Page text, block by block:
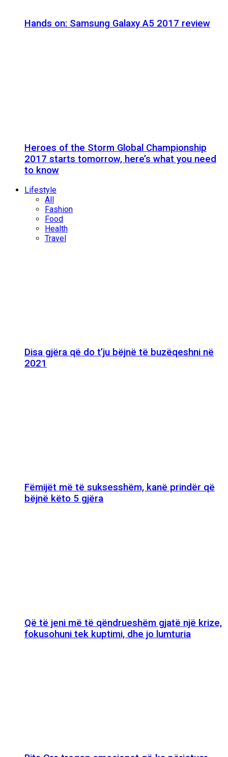
Hands on: Samsung Galaxy A5 2017 review
Heroes of the Storm Global Championship
2017 starts tomorrow, here’s what you need
to know
Lifestyle
All
Fashion
Food
Health
Travel
Disa gjëra që do t’ju bëjnë të buzëqeshni në
2021
Fëmijët më të suksesshëm, kanë prindër që
bëjnë këto 5 gjëra
Që të jeni më të qëndrueshëm gjatë një krize,
fokusohuni tek kuptimi, dhe jo lumturia